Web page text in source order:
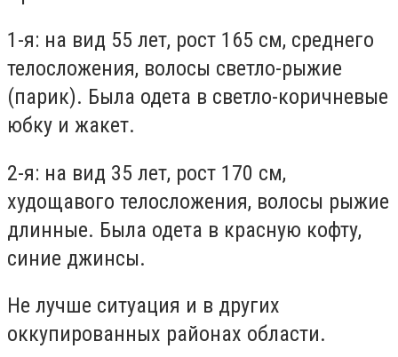
1-я: на вид 55 лет, рост 165 см, среднего
телосложения, волосы светло-рыжие
(парик). Была одета в светло-коричневые
юбку и жакет.
2-я: на вид 35 лет, рост 170 см,
худощавого телосложения, волосы рыжие
длинные. Была одета в красную кофту,
синие джинсы.
Не лучше ситуация и в других
оккупированных районах области.